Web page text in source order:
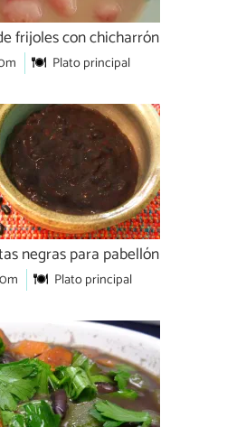
frijoles con chicharrón
Plato principal
negras para pabellón
Plato principal